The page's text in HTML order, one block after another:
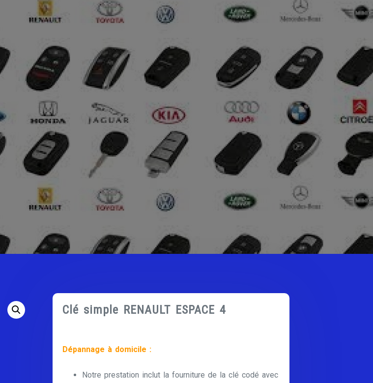
Clé simple RENAULT ESPACE 4
Dépannage à domicile :
Notre prestation inclut la fourniture de la clé codé avec